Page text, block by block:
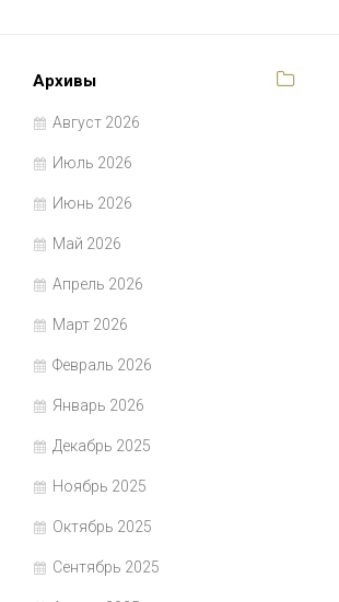
Архивы
Август 2026
Июль 2026
Июнь 2026
Май 2026
Апрель 2026
Март 2026
Февраль 2026
Январь 2026
Декабрь 2025
Ноябрь 2025
Октябрь 2025
Сентябрь 2025